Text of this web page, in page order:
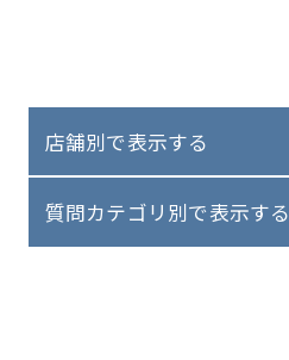
店舗別で表示する
質問カテゴリ別で表示する